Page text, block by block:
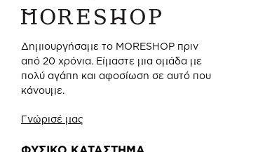
Δημιουργήσαμε το MORESHOP πριν
από 20 χρόνια. Είμαστε μια ομάδα με
πολύ αγάπη και αφοσίωση σε αυτό που
κάνουμε.
Γνώρισέ μας